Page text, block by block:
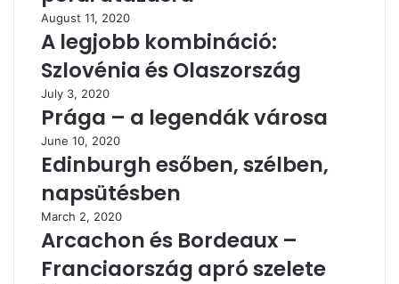
August 11, 2020
A legjobb kombináció:
Szlovénia és Olaszország
July 3, 2020
Prága – a legendák városa
June 10, 2020
Edinburgh esőben, szélben,
napsütésben
March 2, 2020
Arcachon és Bordeaux –
Franciaország apró szelete